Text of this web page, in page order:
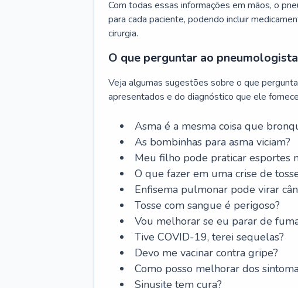
Com todas essas informações em mãos, o
para cada paciente, podendo incluir
cirurgia.
O que perguntar ao
Veja algumas sugestões sobre o que
apresentados e do diagnóstico que ele
Asma é a mesma coisa que
As bombinhas para asma viciam?
Meu filho pode praticar esportes
O que fazer em uma crise de
Enfisema pulmonar pode virar
Tosse com sangue é perigoso?
Vou melhorar se eu parar de
Tive COVID-19, terei sequelas?
Devo me vacinar contra gripe?
Como posso melhorar dos
Sinusite tem cura?